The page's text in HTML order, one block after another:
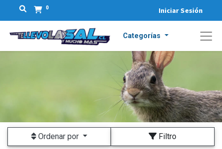
0 Iniciar Sesión
Categorías
Ordenar por Filtro